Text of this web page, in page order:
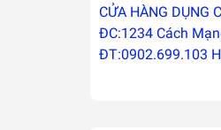
CỬA HÀNG DỤNG
ĐC:1234 Cách
ĐT:0902.699.103